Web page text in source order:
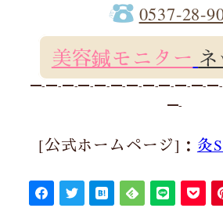
0537-28-
美容鍼モニター
━-━-━-━-━-━-━-━-━-━-━-
━-
[公式ホームページ]： 灸